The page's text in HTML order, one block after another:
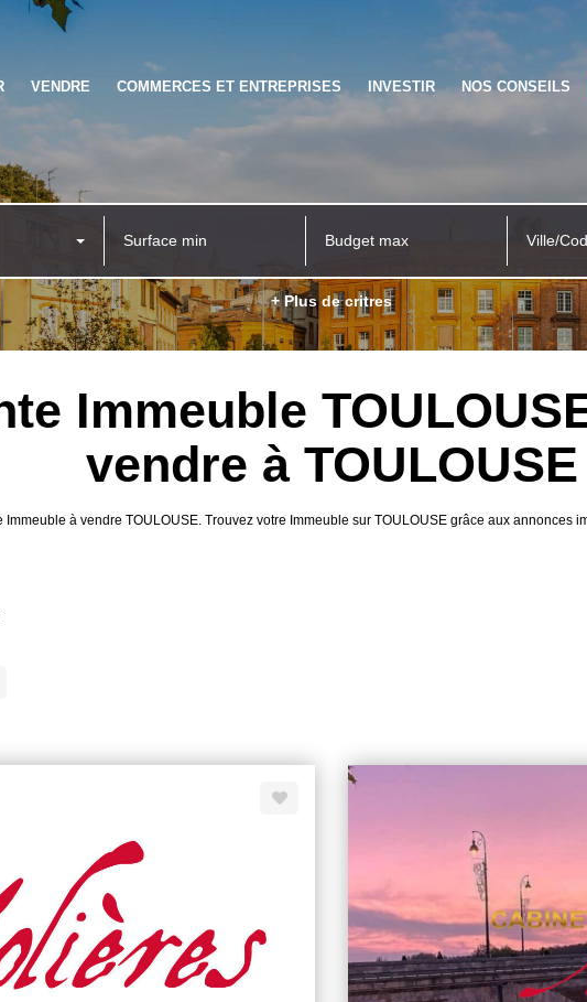
VENDRE COMMERCES ET ENTREPRISES INVESTIR NOS CONSEILS
Ville/
+ Plus de critres
Immeuble
vendre à TOULOUSE
à vendre TOULOUSE. Trouvez votre Immeuble sur TOULOUSE grâce aux annonces